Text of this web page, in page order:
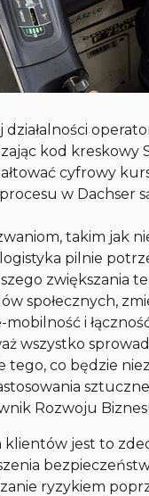
kod kreskowy
cyfrowy
w Dachser
takim jak
pilnie
zwiększania
społecznych,
i
wszystko
tego, co będzie
Rozwoju
klientów jest to
ryzykiem